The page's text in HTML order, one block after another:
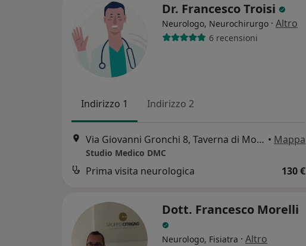
Dr. Francesco Troisi
Neurologo, Neurochirurgo · Altro
6 recensioni
Indirizzo 1 Indirizzo 2
Via Giovanni Gronchi 8, Taverna di Montalto Uffugo • Mappa
Studio Medico DMC
Prima visita neurologica 130 €
Dott. Francesco Morelli
Neurologo, Fisiatra · Altro